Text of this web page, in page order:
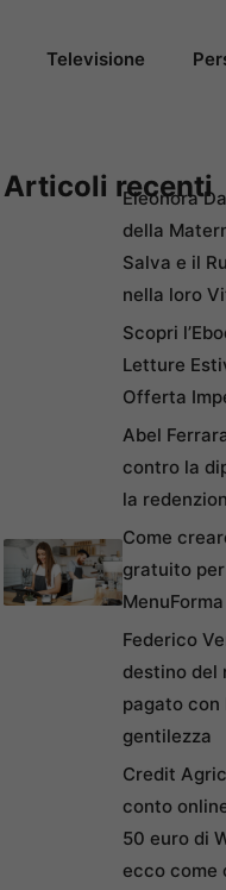
Televisione
Articoli recenti
Eleonora
della
Salva e il
nella loro
Scopri
Letture
Offerta
Abel
contro la
la
Come
gratuito
MenuForma
Federico
destino del
pagato con
gentilezza
Credit
conto
50 euro di
ecco come